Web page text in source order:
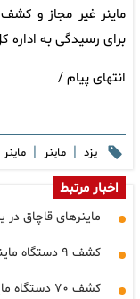
ماینر غیر مجاز و کشف
برای رسیدگی به اداره
انتهای پیام /
یزد | ماینر |
اخبار مرتبط
ماینرهای قاچاق
کشف ۹ دستگاه ماینر غیرمجاز از یک کوره آجرپزی در خدابنده
کشف ۷۰ دستگاه ماینر غیرمجاز در بابل